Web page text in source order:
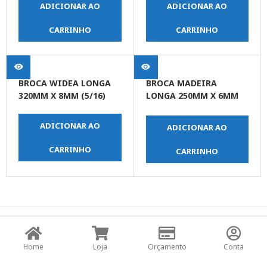
ADICIONAR AO
CARRINHO
ADICIONAR AO
CARRINHO
BROCA WIDEA LONGA
320MM X 8MM (5/16)
ADICIONAR AO
CARRINHO
BROCA MADEIRA
LONGA 250MM X 6MM
ADICIONAR AO
CARRINHO
© Copyright JPrime Ferramentas - Todos os Direitos
Reservados - Desenvolvido por UNO Studio Digital.
Home Loja Orçamento Conta